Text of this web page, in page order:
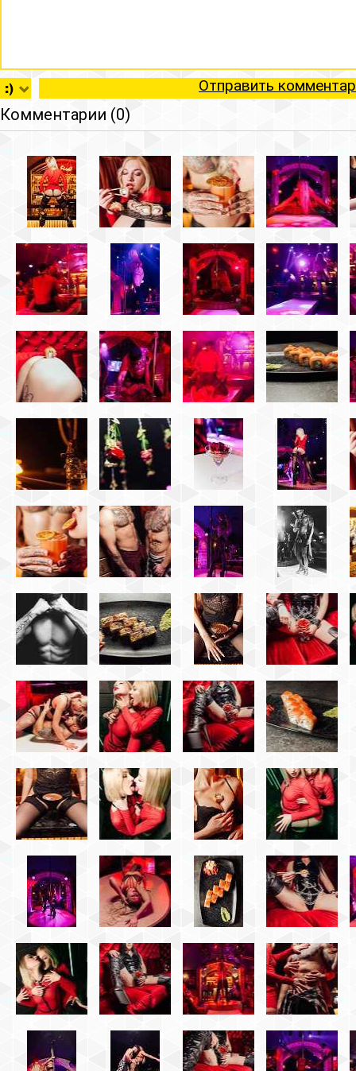
Отправить
Комментарии (0)